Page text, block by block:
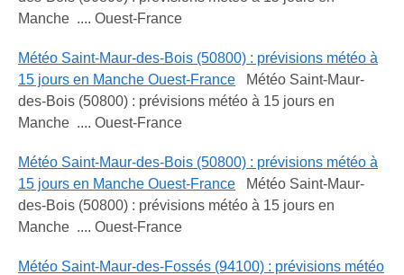
Manche .... Ouest-France
Météo Saint-Maur-des-Bois (50800) : prévisions météo à
15 jours en Manche Ouest-France Météo Saint-Maur-
des-Bois (50800) : prévisions météo à 15 jours en
Manche .... Ouest-France
Météo Saint-Maur-des-Bois (50800) : prévisions météo à
15 jours en Manche Ouest-France Météo Saint-Maur-
des-Bois (50800) : prévisions météo à 15 jours en
Manche .... Ouest-France
Météo Saint-Maur-des-Fossés (94100) : prévisions météo